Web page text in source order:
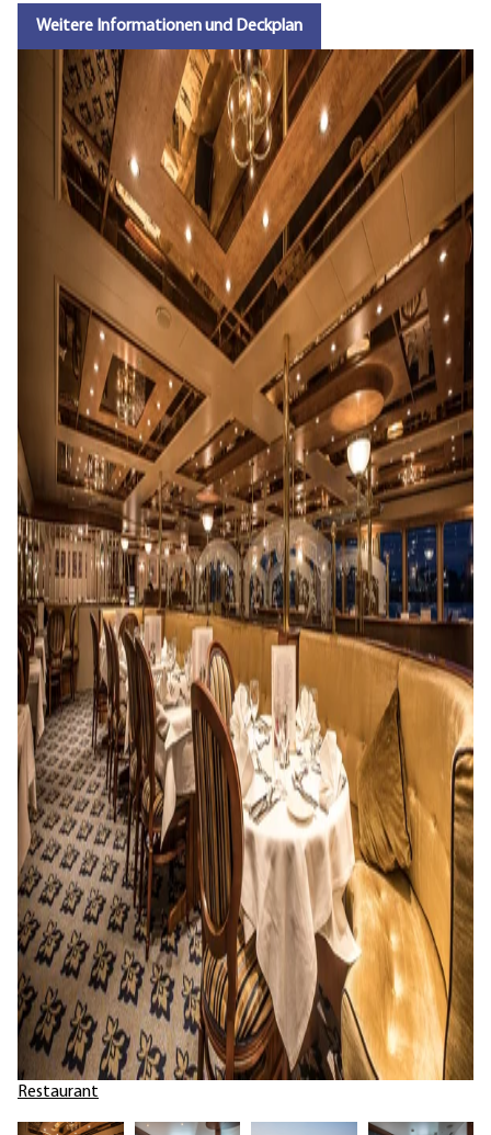
Weitere Informationen und Deckplan
Restaurant